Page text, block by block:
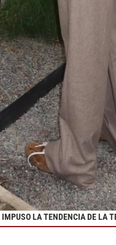
LA TENDENCIA DE LA